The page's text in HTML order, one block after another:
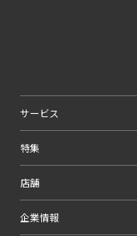
サービス
特集
店舗
企業情報